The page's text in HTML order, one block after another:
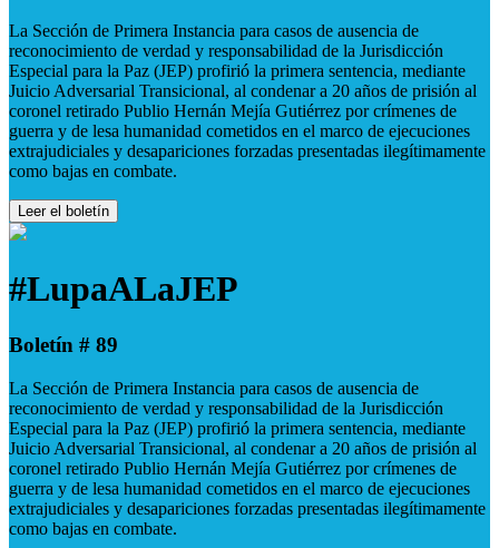
La Sección de Primera Instancia para casos de ausencia de
reconocimiento de verdad y responsabilidad de la Jurisdicción
Especial para la Paz (JEP) profirió la primera sentencia, mediante
Juicio Adversarial Transicional, al condenar a 20 años de prisión al
coronel retirado Publio Hernán Mejía Gutiérrez por crímenes de
guerra y de lesa humanidad cometidos en el marco de ejecuciones
extrajudiciales y desapariciones forzadas presentadas ilegítimamente
como bajas en combate.
Leer el boletín
#LupaALaJEP
Boletín # 89
La Sección de Primera Instancia para casos de ausencia de
reconocimiento de verdad y responsabilidad de la Jurisdicción
Especial para la Paz (JEP) profirió la primera sentencia, mediante
Juicio Adversarial Transicional, al condenar a 20 años de prisión al
coronel retirado Publio Hernán Mejía Gutiérrez por crímenes de
guerra y de lesa humanidad cometidos en el marco de ejecuciones
extrajudiciales y desapariciones forzadas presentadas ilegítimamente
como bajas en combate.